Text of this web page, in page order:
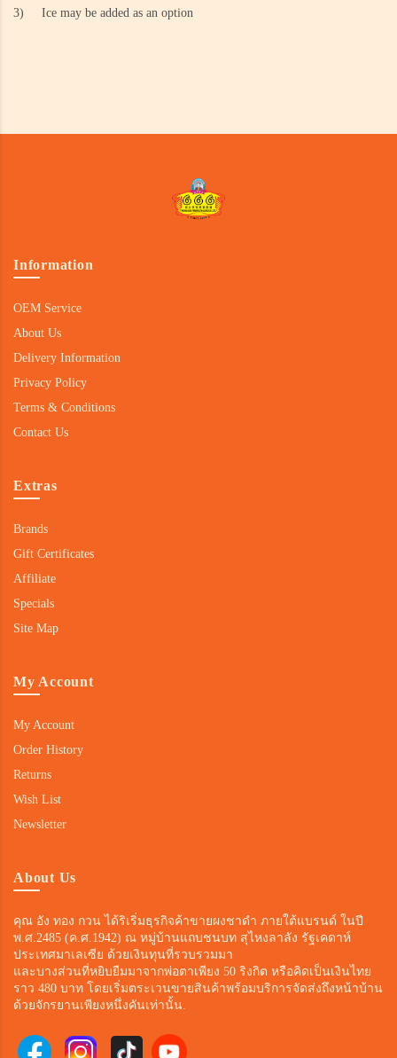
3) Ice may be added as an option
Information
OEM Service
About Us
Delivery Information
Privacy Policy
Terms & Conditions
Contact Us
Extras
Brands
Gift Certificates
Affiliate
Specials
Site Map
My Account
My Account
Order History
Returns
Wish List
Newsletter
About Us
คุณ อัง ทอง กวน ได้ริเริ่มธุรกิจค้าขายผงชาดำ ภายใต้แบรนด์ ในปี
พ.ศ.2485 (ค.ศ.1942) ณ หมู่บ้านแถบชนบท สุไหงลาลัง รัฐเคดาห์
ประเทศมาเลเซีย ด้วยเงินทุนที่รวบรวมมา
และบางส่วนที่หยิบยืมมาจากพ่อตาเพียง 50 ริงกิต หรือคิดเป็นเงินไทย
ราว 480 บาท โดยเริ่มตระเวนขายสินค้าพร้อมบริการจัดส่งถึงหน้าบ้าน
ด้วยจักรยานเพียงหนึ่งคันเท่านั้น.